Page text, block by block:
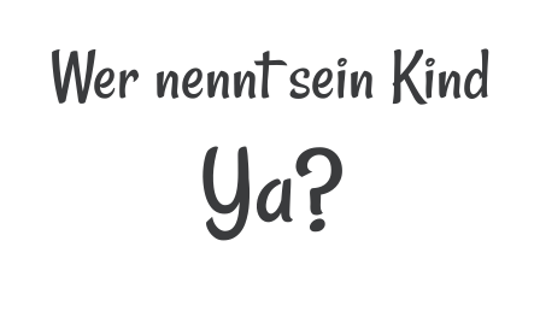
Wer nennt sein Kind
Ya?